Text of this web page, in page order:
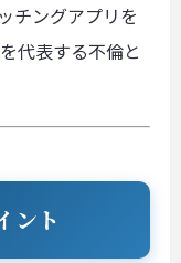
チングアプリを
代表する不倫と
ント